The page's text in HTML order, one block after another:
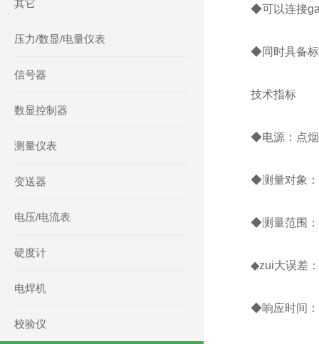
其它
压力/数显/电量仪表
信号器
数显控制器
测量仪表
变送器
电压/电流表
硬度计
电焊机
校验仪
◆可以连接
◆同时具备标
技术指标
◆电源：点
◆测量对象
◆测量范围
◆zui大误差
◆响应时间